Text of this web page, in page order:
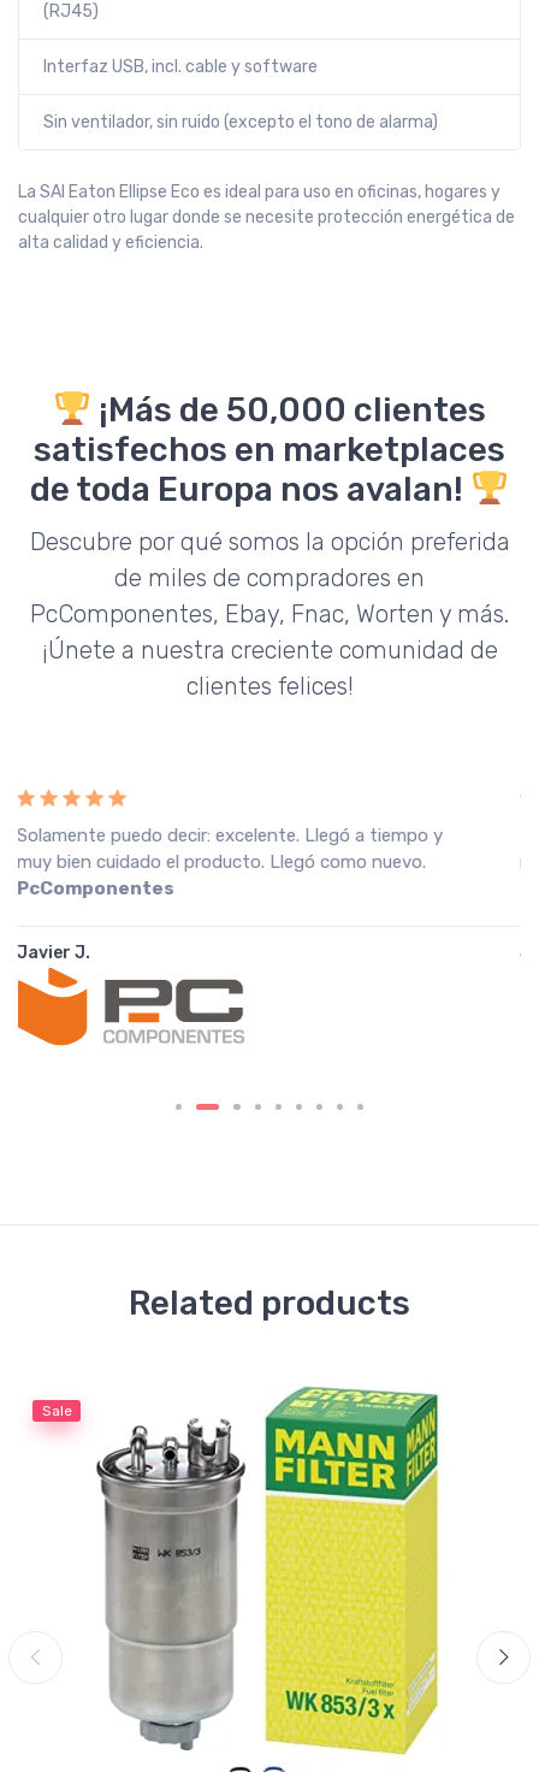
(RJ45)
Interfaz USB, incl. cable y software
Sin ventilador, sin ruido (excepto el tono de alarma)
La SAI Eaton Ellipse Eco es ideal para uso en oficinas, hogares y
cualquier otro lugar donde se necesite protección energética de
alta calidad y eficiencia.
¡Más de 50,000 clientes
satisfechos en marketplaces
de toda Europa nos avalan!
Descubre por qué somos la opción preferida
de miles de compradores en
PcComponentes, Ebay, Fnac, Worten y más.
¡Únete a nuestra creciente comunidad de
clientes felices!
Recebi a encomenda em perfeitas condições, o que
muito agradeço. Recomendo o vendedor.Fnac
Portugal
João A.
Related products
Sale